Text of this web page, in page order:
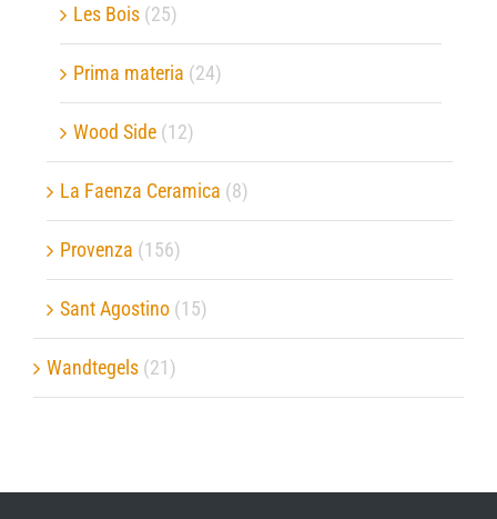
Les Bois (25)
Prima materia (24)
Wood Side (12)
La Faenza Ceramica (8)
Provenza (156)
Sant Agostino (15)
Wandtegels (21)